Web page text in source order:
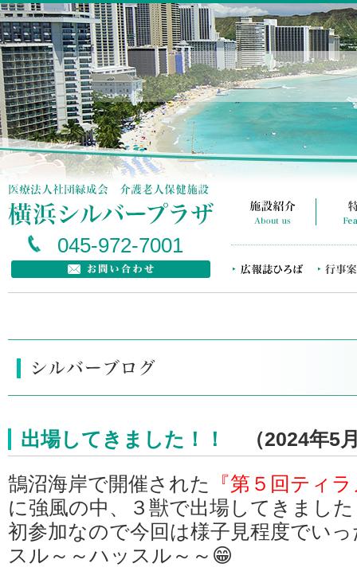
045-972-7001
出場してきました！！ （2024年5
鵠沼海岸で開催された
『第５回ティ
に強風の中、３獣で出場してきました
初参加なので今回は様子見程度でい
スル～～ハッスル～～😁